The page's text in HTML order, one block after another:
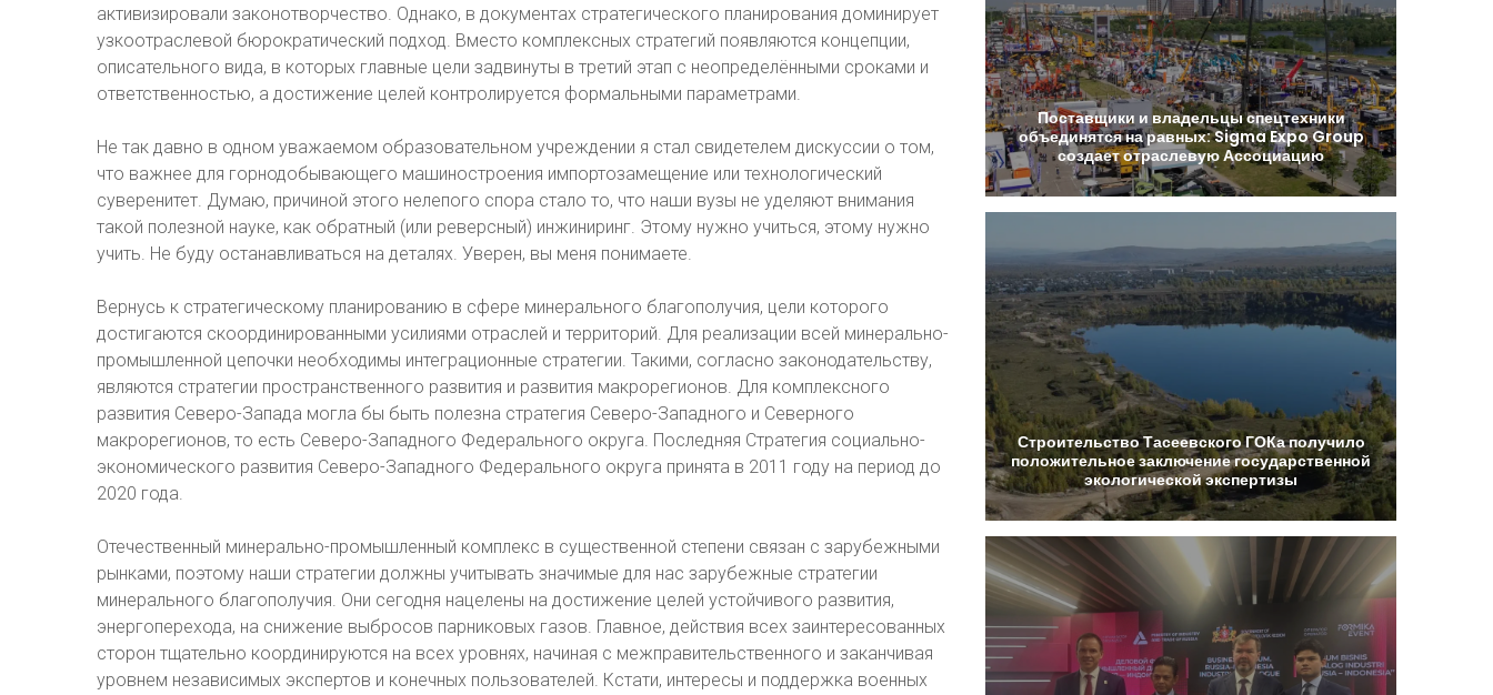
активизировали законотворчество. Однако, в документах стратегического планирования доминирует
узкоотраслевой бюрократический подход. Вместо комплексных стратегий появляются концепции,
описательного вида, в которых главные цели задвинуты в третий этап с неопределёнными сроками и
ответственностью, а достижение целей контролируется формальными параметрами.
Не так давно в одном уважаемом образовательном учреждении я стал свидетелем дискуссии о том,
что важнее для горнодобывающего машиностроения импортозамещение или технологический
суверенитет. Думаю, причиной этого нелепого спора стало то, что наши вузы не уделяют внимания
такой полезной науке, как обратный (или реверсный) инжиниринг. Этому нужно учиться, этому нужно
учить. Не буду останавливаться на деталях. Уверен, вы меня понимаете.
Вернусь к стратегическому планированию в сфере минерального благополучия, цели которого
достигаются скоординированными усилиями отраслей и территорий. Для реализации всей минерально-
промышленной цепочки необходимы интеграционные стратегии. Такими, согласно законодательству,
являются стратегии пространственного развития и развития макрорегионов. Для комплексного
развития Северо-Запада могла бы быть полезна стратегия Северо-Западного и Северного
макрорегионов, то есть Северо-Западного Федерального округа. Последняя Стратегия социально-
экономического развития Северо-Западного Федерального округа принята в 2011 году на период до
2020 года.
Отечественный минерально-промышленный комплекс в существенной степени связан с зарубежными
рынками, поэтому наши стратегии должны учитывать значимые для нас зарубежные стратегии
минерального благополучия. Они сегодня нацелены на достижение целей устойчивого развития,
энергоперехода, на снижение выбросов парниковых газов. Главное, действия всех заинтересованных
сторон тщательно координируются на всех уровнях, начиная с межправительственного и заканчивая
уровнем независимых экспертов и конечных пользователей. Кстати, интересы и поддержка военных
Поставщики и владельцыспецтехники
объединятсянаравных:SigmaExpoGroup
создаетотраслевуюАссоциацию
СтроительствоТасеевскогоГОКаполучило
положительноезаключениегосударственной
экологическойэкспертизы